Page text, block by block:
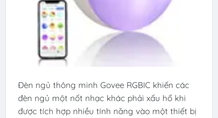
Đèn ngủ thông minh Govee RGBIC khiến các
đèn ngủ một nốt nhạc khác phải xấu hổ khi
được tích hợp nhiều tính năng vào một thiết bị